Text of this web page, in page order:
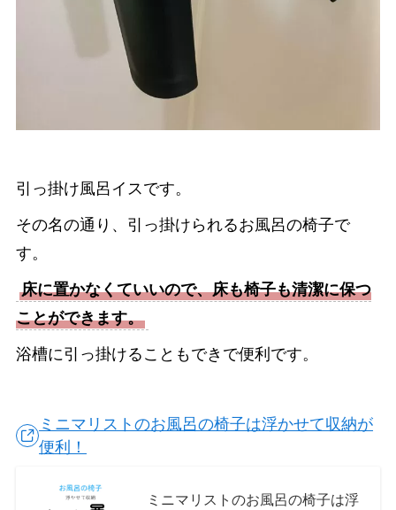
引っ掛け風呂イスです。
その名の通り、引っ掛けられるお風呂の椅子で
す。
床に置かなくていいので、床も椅子も清潔に保つ
ことができます。
浴槽に引っ掛けることもできで便利です。
ミニマリストのお風呂の椅子は浮かせて収納が
便利！
ミニマリストのお風呂の椅子は浮